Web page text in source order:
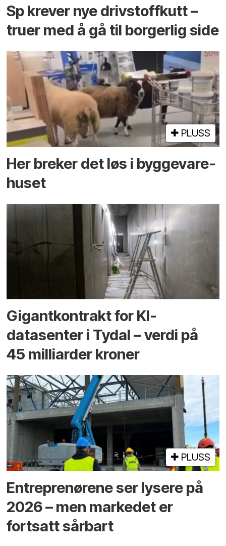
Sp krever nye drivstoffkutt –
truer med å gå til borgerlig side
PLUSS
Her breker det løs i bygge­vare­
huset
Gigantkontrakt for KI-
datasenter i Tydal – verdi på
45 milliarder kroner
PLUSS
Entreprenørene ser lysere på
2026 – men markedet er
fortsatt sårbart